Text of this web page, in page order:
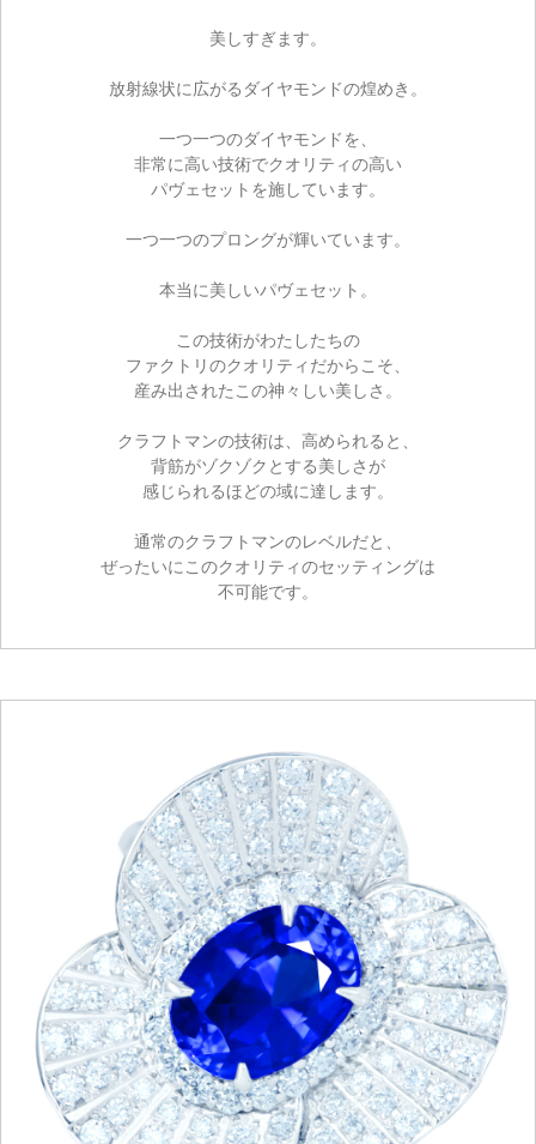
美しすぎます。
放射線状に広がるダイヤモンドの煌めき。
一つ一つのダイヤモンドを、
非常に高い技術でクオリティの高い
パヴェセットを施しています。
一つ一つのプロングが輝いています。
本当に美しいパヴェセット。
この技術がわたしたちの
ファクトリのクオリティだからこそ、
産み出されたこの神々しい美しさ。
クラフトマンの技術は、高められると、
背筋がゾクゾクとする美しさが
感じられるほどの域に達します。
通常のクラフトマンのレベルだと、
ぜったいにこのクオリティのセッティングは
不可能です。